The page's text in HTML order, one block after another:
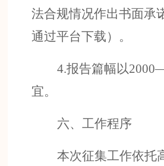
法合规情况作出书面承
通过平台下载）。
4.报告篇幅以2000
宜。
六、工作程序
本次征集工作依托